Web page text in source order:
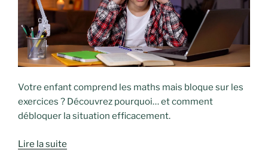
Votre enfant comprend les maths mais bloque sur les
exercices ? Découvrez pourquoi… et comment
débloquer la situation efficacement.
Lire la suite